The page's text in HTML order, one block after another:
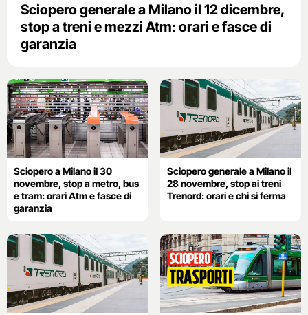
Sciopero generale a Milano il 12 dicembre,
stop a treni e mezzi Atm: orari e fasce di
garanzia
Sciopero a Milano il 30
novembre, stop a metro, bus
e tram: orari Atm e fasce di
garanzia
Sciopero generale a Milano il
28 novembre, stop ai treni
Trenord: orari e chi si ferma